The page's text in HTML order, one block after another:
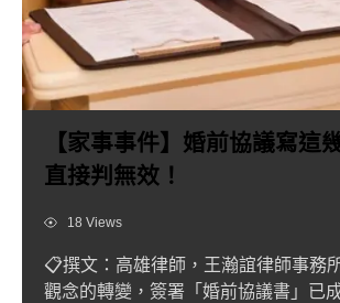
【家事事件】婚前協議寫這
直接判無效！
Views18 Views
📋撰文：高雄律師，王瀚誼律師事務
觀念的轉變，簽署「婚前協議書」已